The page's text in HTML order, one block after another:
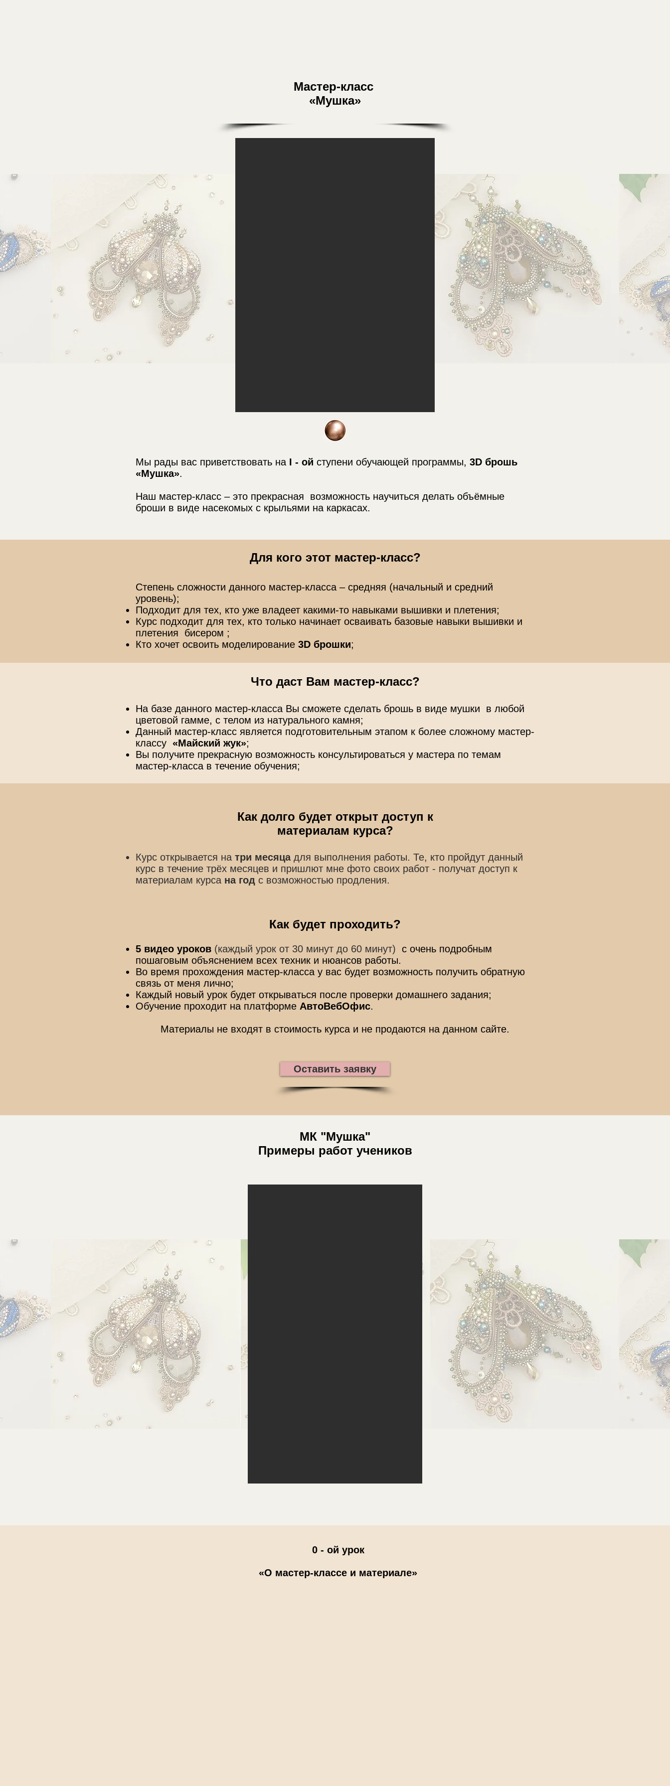
Мастер-класс
«Мушка»
Мы рады вас приветствовать на I - ой ступени обучающей программы, 3D брошь
«Мушка».
Наш мастер-класс – это прекрасная возможность научиться делать объёмные
броши в виде насекомых с крыльями на каркасах.
Для кого этот мастер-класс?
Степень сложности данного мастер-класса – средняя (начальный и средний
уровень);
Подходит для тех, кто уже владеет какими-то навыками вышивки и плетения;
Курс подходит для тех, кто только начинает осваивать базовые навыки вышивки и
плетения бисером ;
Кто хочет освоить моделирование 3D брошки;
Что даст Вам мастер-класс?
На базе данного мастер-класса Вы сможете сделать брошь в виде мушки в любой
цветовой гамме, с телом из натурального камня;
Данный мастер-класс является подготовительным этапом к более сложному мастер-
классу «Майский жук»;
Вы получите прекрасную возможность консультироваться у мастера по темам
мастер-класса в течение обучения;
Как долго будет открыт доступ к
материалам курса?
Курс открывается на три месяцадля выполнения работы. Те, кто пройдут данный
курс в течение трёх месяцев и пришлют мне фото своих работ - получат доступ к
материалам курса на год с возможностью продления.
Как будет проходить?
5 видео уроков (каждый урок от 30 минут до 60 минут) с очень подробным
пошаговым объяснением всех техник и нюансов работы.
Во время прохождения мастер-класса у вас будет возможность получить обратную
связь от меня лично;
Каждый новый урок будет открываться после проверки домашнего задания;
Обучение проходит на платформе АвтоВебОфис.
Материалы не входят в стоимость курса и не продаются на данном сайте.
Оставить заявку
МК "Мушка"
Примеры работ учеников
0 - ой урок
«О мастер-классе и материале»